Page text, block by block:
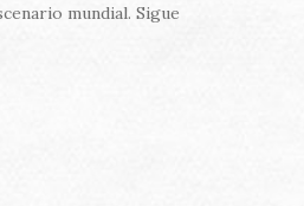
mundial. Sigue